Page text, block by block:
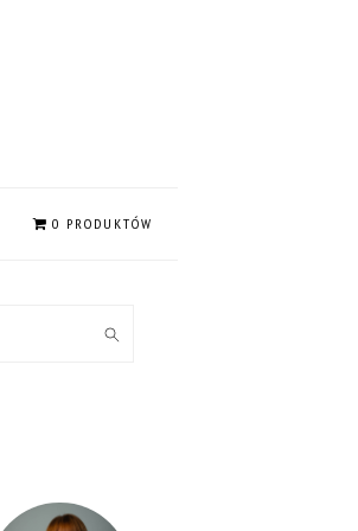
0 PRODUKTÓW